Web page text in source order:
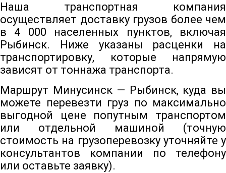
Наша транспортная компания
осуществляет доставку грузов более чем
в 4 000 населенных пунктов, включая
Рыбинск. Ниже указаны расценки на
транспортировку, которые напрямую
зависят от тоннажа транспорта.
Маршрут Минусинск — Рыбинск, куда вы
можете перевезти груз по максимально
выгодной цене попутным транспортом
или отдельной машиной (точную
стоимость на грузоперевозку уточняйте у
консультантов компании по телефону
или оставьте заявку).